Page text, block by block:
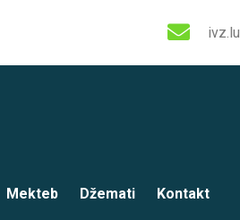
Mekteb Džemati Kontakt